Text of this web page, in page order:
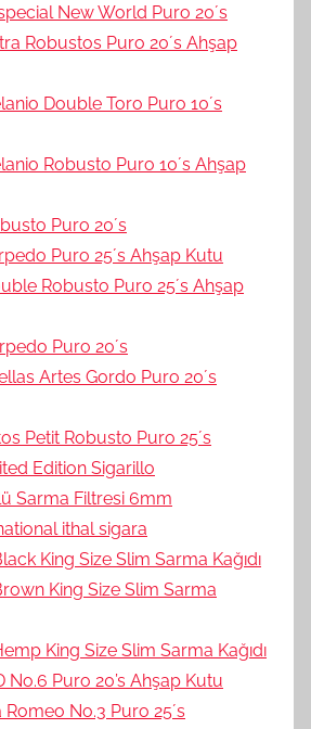
New World Puro 20´s
Robustos Puro 20´s Ahşap
Double Toro Puro 10´s
Robusto Puro 10´s Ahşap
Puro 20´s
Puro 25´s Ahşap Kutu
Robusto Puro 25´s Ahşap
Puro 20´s
Artes Gordo Puro 20´s
Petit Robusto Puro 25´s
Edition Sigarillo
Sarma Filtresi 6mm
ithal sigara
King Size Slim Sarma Kağıdı
King Size Slim Sarma
King Size Slim Sarma Kağıdı
No.6 Puro 20’s Ahşap Kutu
No.3 Puro 25´s